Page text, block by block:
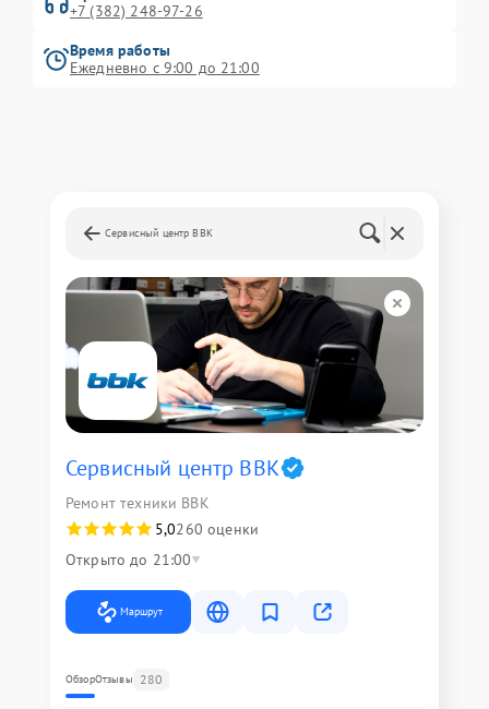
+7 (382) 248-97-26
Время работы
Ежедневно с 9:00 до 21:00
Сервисный центр BBK
Сервисный центр BBK
Ремонт техники BBK
5,0260 оценки
Открыто до 21:00
Маршрут
ОбзорОтзывы 280